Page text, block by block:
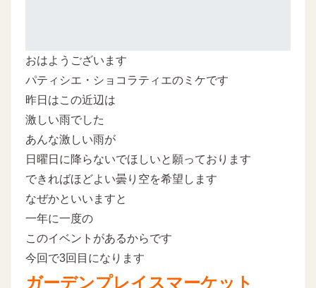
おはようございます
パティシエ・ショコラティエのミケです
昨日はこの近辺は
激しい雨でした
あんな激しい雨が
日曜日に降らないでほしいと願っております
できればほどよい曇り空を希望します
なぜかといいますと
一年に一度の
このイベントがあるからです
今回で3回目になります
ガーデンプレイスマーケット